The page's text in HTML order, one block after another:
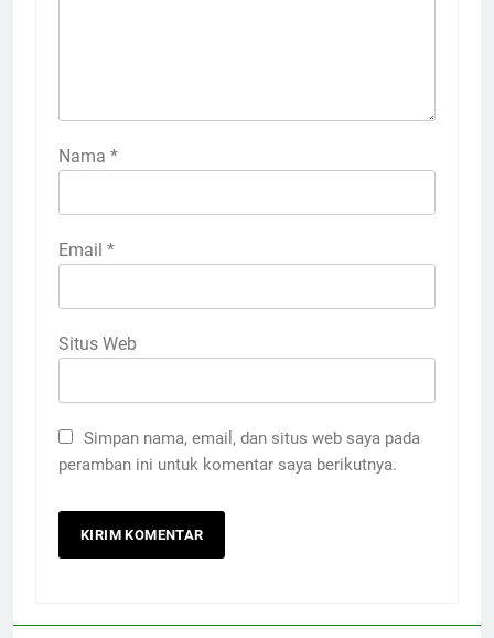
Nama *
Email *
Situs Web
Simpan nama, email, dan situs web saya pada
peramban ini untuk komentar saya berikutnya.